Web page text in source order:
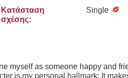
Κατάσταση
σχέσης:
Single
myself as someone happy and
is my personal hallmark; It